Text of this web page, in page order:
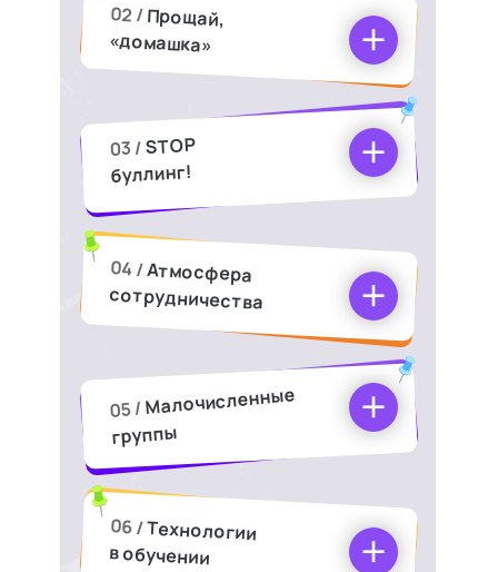
02 /Прощай,
«домашка»
03 /STOP
буллинг!
04 /Атмосфера
сотрудничества
05 / Малочисленные
группы
06 /Технологии
в обучении